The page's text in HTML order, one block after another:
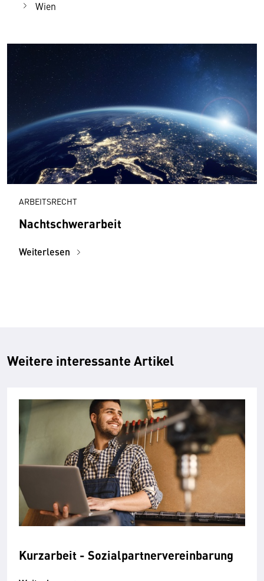
Wien
ARBEITSRECHT
Nachtschwerarbeit
Weiterlesen
Weitere interessante Artikel
Kurzarbeit - Sozialpartnervereinbarung